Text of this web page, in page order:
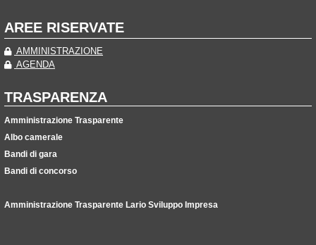
AREE RISERVATE
AMMINISTRAZIONE
AGENDA
TRASPARENZA
Amministrazione Trasparente
Albo camerale
Bandi di gara
Bandi di concorso
Amministrazione Trasparente Lario Sviluppo Impresa